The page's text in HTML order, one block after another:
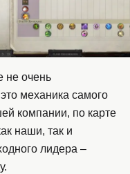
не очень
механика самого
компании, по карте
наши, так и
лидера –